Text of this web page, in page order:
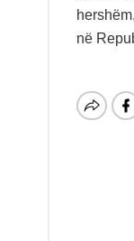
në